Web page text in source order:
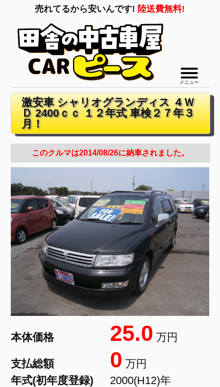
売れてるから安いんです! 陸送費無料!
メニュー
激安車 シャリオグランディス ４Ｗ
Ｄ 2400ｃｃ １２年式 車検２７年３
月！
このクルマは2014/08/26に納車されました。
本体価格 25.0 万円
支払総額 0 万円
年式(初年度登録)
2000(H12)年